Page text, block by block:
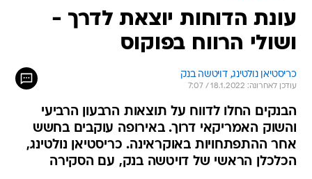
עונת הדוחות יוצאת לדרך -
ושולי הרווח בפוקוס
כריסטיאן נולטינג, דויטשה בנק
עודכן לאחרונה: 18.1.2022 / 7:07
הבנקים החלו לדווח על תוצאות הרבעון הרביעי
והשוק האמריקאי דרוך. באירופה עוקבים בחשש
אחר ההתפתחויות באוקראינה. כריסטיאן נולטינג,
הכלכלן הראשי של דויטשה בנק, עם הסקירה